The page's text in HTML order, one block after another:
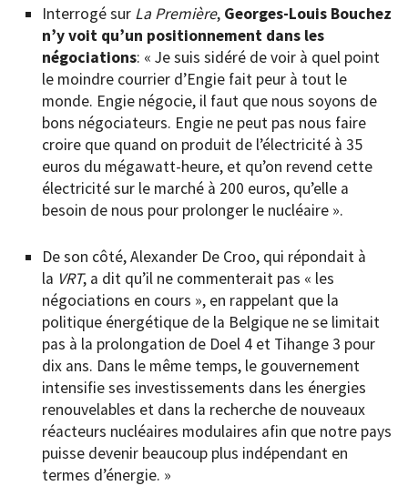
Interrogé sur La Première, Georges-Louis Bouchez
n’y voit qu’un positionnement dans les
négociations: « Je suis sidéré de voir à quel point
le moindre courrier d’Engie fait peur à tout le
monde. Engie négocie, il faut que nous soyons de
bons négociateurs. Engie ne peut pas nous faire
croire que quand on produit de l’électricité à 35
euros du mégawatt-heure, et qu’on revend cette
électricité sur le marché à 200 euros, qu’elle a
besoin de nous pour prolonger le nucléaire ».
De son côté, Alexander De Croo, qui répondait à
la VRT, a dit qu’il ne commenterait pas « les
négociations en cours », en rappelant que la
politique énergétique de la Belgique ne se limitait
pas à la prolongation de Doel 4 et Tihange 3 pour
dix ans. Dans le même temps, le gouvernement
intensifie ses investissements dans les énergies
renouvelables et dans la recherche de nouveaux
réacteurs nucléaires modulaires afin que notre pays
puisse devenir beaucoup plus indépendant en
termes d’énergie. »